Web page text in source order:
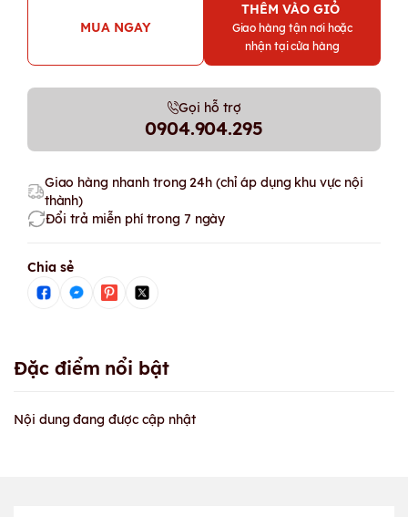
MUA NGAY
THÊM VÀO GIỎ
Giao hàng tận nơi hoặc
nhận tại cửa hàng
Gọi hỗ trợ
0904.904.295
Giao hàng nhanh trong 24h (chỉ áp dụng khu vực nội
thành)
Đổi trả miễn phí trong 7 ngày
Chia sẻ
Đặc điểm nổi bật
Nội dung đang được cập nhật